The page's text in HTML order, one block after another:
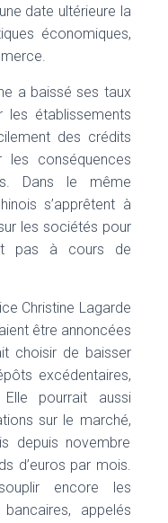
date ultérieure la
économiques,
a baissé ses taux
les établissements
des crédits
les conséquences
Dans le même
s’apprêtent à
les sociétés pour
pas à cours de
Christine Lagarde
être annoncées
choisir de baisser
excédentaires,
pourrait aussi
sur le marché,
depuis novembre
d’euros par mois.
encore les
appelés